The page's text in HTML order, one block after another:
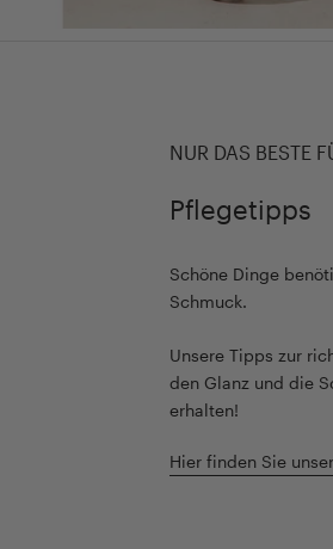
NUR DAS BESTE
Pflegetipps
Schöne Dinge
Schmuck.
Unsere Tipps zur
den Glanz und die
erhalten!
Hier finden Sie